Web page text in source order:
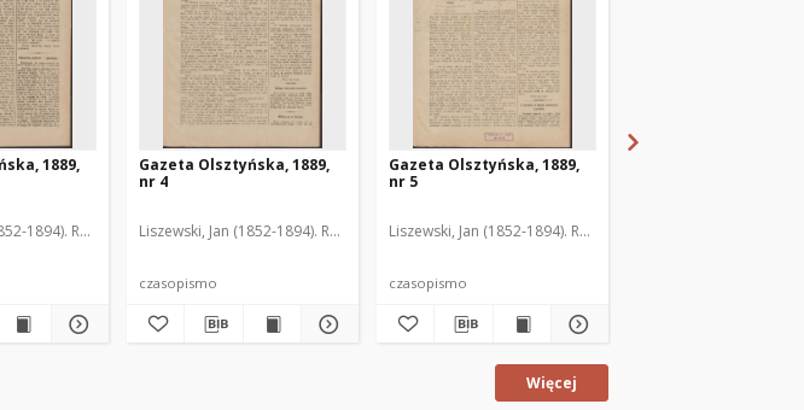
1889,
1894). Red.
Gazeta Olsztyńska, 1889,
nr 4
Liszewski, Jan (1852-1894). Red.
czasopismo
Gazeta Olsztyńska, 1889,
nr 5
Liszewski, Jan (1852-1894). Red.
czasopismo
Więcej